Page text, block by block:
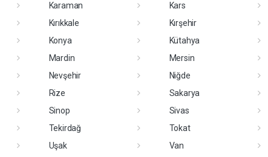
Karaman
Kars
Kırıkkale
Kırşehir
Konya
Kütahya
Mardin
Mersin
Nevşehir
Niğde
Rize
Sakarya
Sinop
Sivas
Tekirdağ
Tokat
Uşak
Van